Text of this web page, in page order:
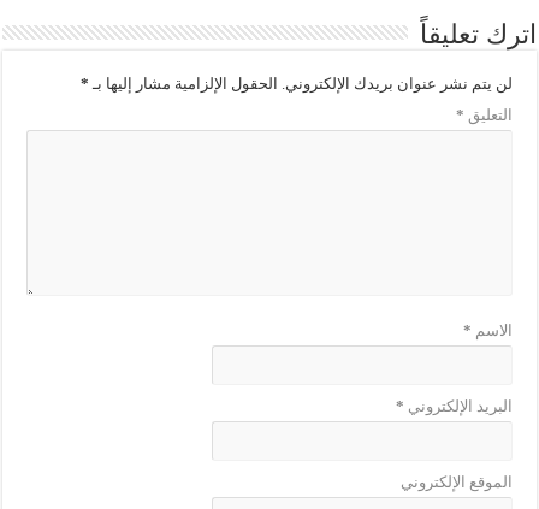
اترك تعليقاً
لن يتم نشر عنوان بريدك الإلكتروني. الحقول الإلزامية مشار إليها بـ *
التعليق *
الاسم *
البريد الإلكتروني *
الموقع الإلكتروني